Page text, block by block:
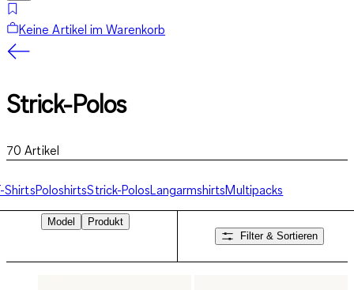
Keine Artikel im Warenkorb
Strick-Polos
70 Artikel
ShirtsPoloshirtsStrick-PolosLangarmshirtsMultipacks
Model
Produkt
Filter & Sortieren